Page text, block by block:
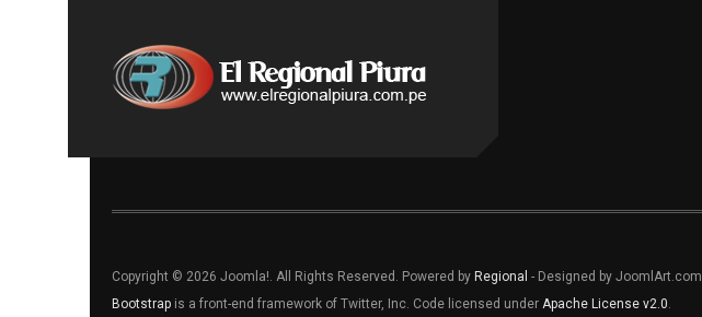
Copyright © 2026 Joomla!. All Rights Reserved. Powered by Regional - Designed by JoomlArt.com.
Bootstrap is a front-end framework of Twitter, Inc. Code licensed under Apache License v2.0